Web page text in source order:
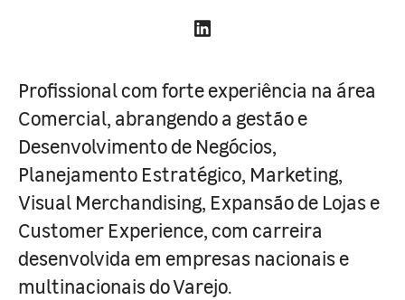
Profissional com forte experiência na área
Comercial, abrangendo a gestão e
Desenvolvimento de Negócios,
Planejamento Estratégico, Marketing,
Visual Merchandising, Expansão de Lojas e
Customer Experience, com carreira
desenvolvida em empresas nacionais e
multinacionais do Varejo.